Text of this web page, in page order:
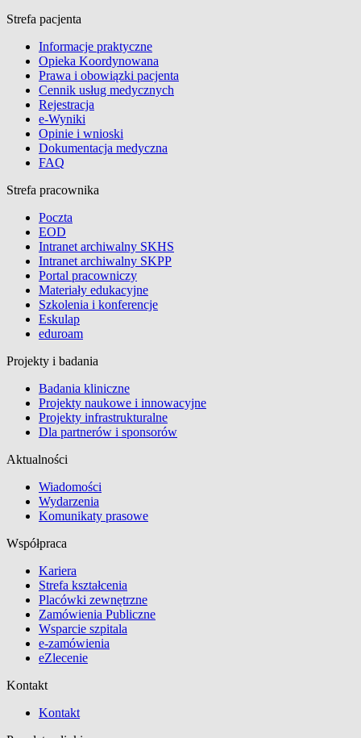
Strefa pacjenta
Informacje praktyczne
Opieka Koordynowana
Prawa i obowiązki pacjenta
Cennik usług medycznych
Rejestracja
e-Wyniki
Opinie i wnioski
Dokumentacja medyczna
FAQ
Strefa pracownika
Poczta
EOD
Intranet archiwalny SKHS
Intranet archiwalny SKPP
Portal pracowniczy
Materiały edukacyjne
Szkolenia i konferencje
Eskulap
eduroam
Projekty i badania
Badania kliniczne
Projekty naukowe i innowacyjne
Projekty infrastrukturalne
Dla partnerów i sponsorów
Aktualności
Wiadomości
Wydarzenia
Komunikaty prasowe
Współpraca
Kariera
Strefa kształcenia
Placówki zewnętrzne
Zamówienia Publiczne
Wsparcie szpitala
e-zamówienia
eZlecenie
Kontakt
Kontakt